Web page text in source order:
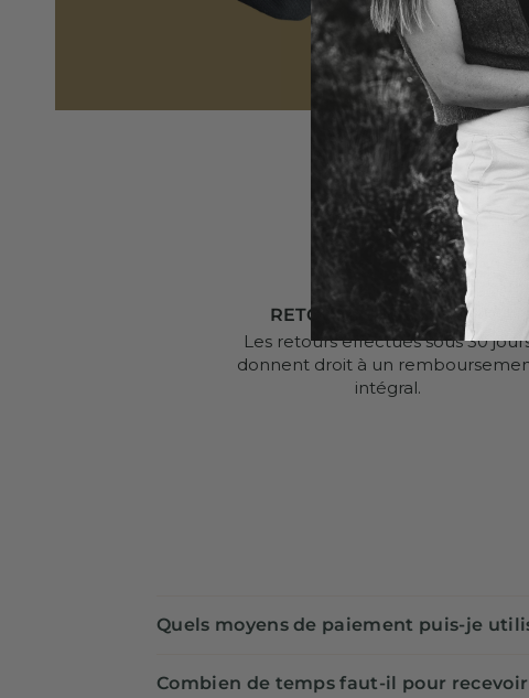
RETOURS SOUS 30 JOURS
Les retours effectués sous 30
donnent droit à un
intégral.
Quels moyens de paiement puis-je
Combien de temps faut-il pour